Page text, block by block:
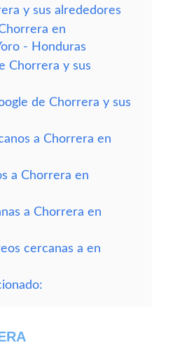
y sus alrededores
en
- Honduras
Chorrera y sus
de Chorrera y sus
a Chorrera en
a Chorrera en
a Chorrera en
cercanas a en